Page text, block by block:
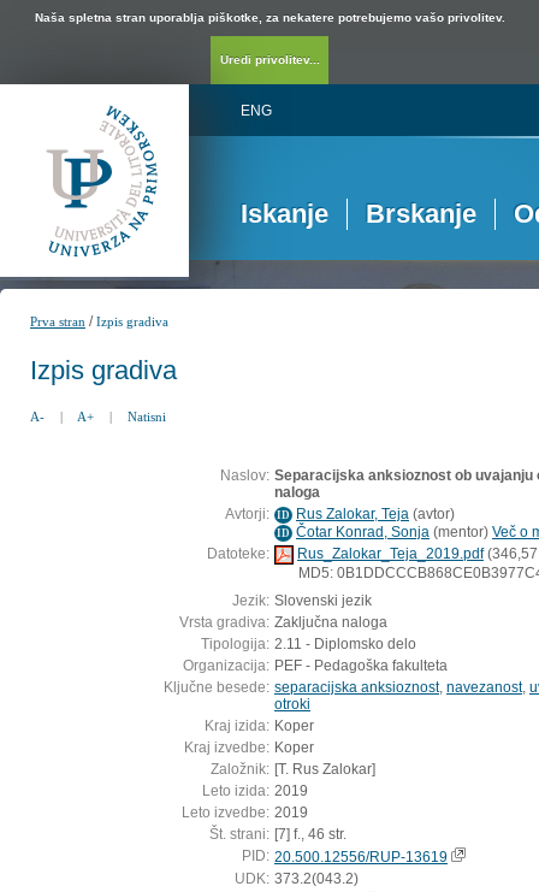
Naša spletna stran uporablja piškotke, za nekatere potrebujemo vašo privolitev.
Uredi privolitev...
ENG
Iskanje Brskanje
Prva stran /Izpis gradiva
Izpis gradiva
A- | A+ | Natisni
Naslov: Separacijska anksioznost ob
naloga
Avtorji: ID Rus Zalokar, Teja (avtor)
ID Čotar Konrad, Sonja (mentor) Več o
Datoteke:
Rus_Zalokar_Teja_2019.pdf(346,57
MD5:
Jezik: Slovenski jezik
Vrsta gradiva: Zaključna naloga
Tipologija: 2.11 - Diplomsko delo
Organizacija: PEF - Pedagoška fakulteta
Ključne besede: separacijska anksioznost, navezanost,
otroki
Kraj izida: Koper
Kraj izvedbe: Koper
Založnik: [T. Rus Zalokar]
Leto izida: 2019
Leto izvedbe: 2019
Št. strani: [7] f., 46 str.
PID: 20.500.12556/RUP-13619
UDK: 373.2(043.2)